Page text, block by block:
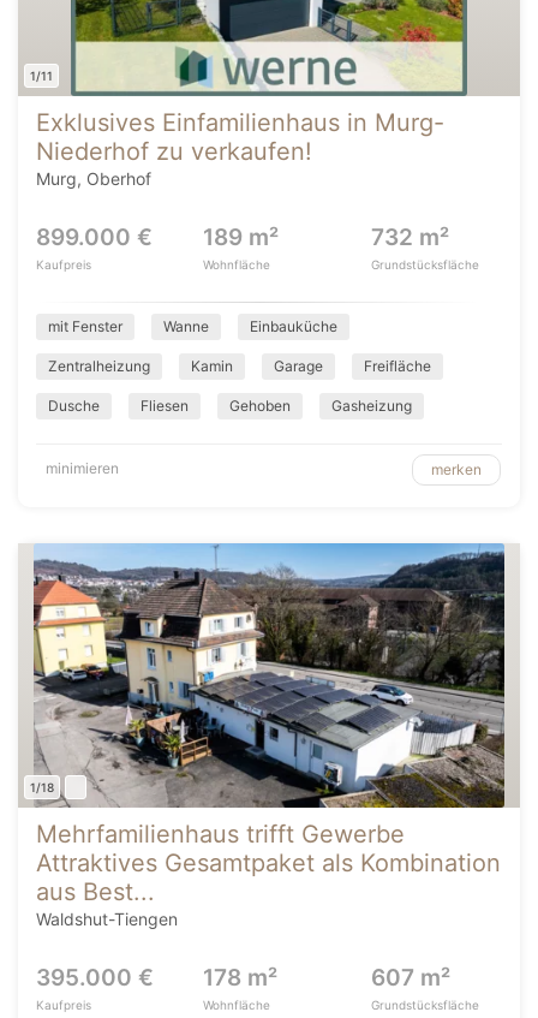
1/11
Exklusives Einfamilienhaus in Murg-
Niederhof zu verkaufen!
Murg, Oberhof
899.000 €
Kaufpreis
189 m²
Wohnfläche
732 m²
Grundstücksfläche
mit Fenster Wanne Einbauküche
Zentralheizung Kamin Garage Freifläche
Dusche Fliesen Gehoben Gasheizung
minimieren merken
1/18
Mehrfamilienhaus trifft Gewerbe
Attraktives Gesamtpaket als Kombination
aus Best...
Waldshut-Tiengen
395.000 €
Kaufpreis
178 m²
Wohnfläche
607 m²
Grundstücksfläche